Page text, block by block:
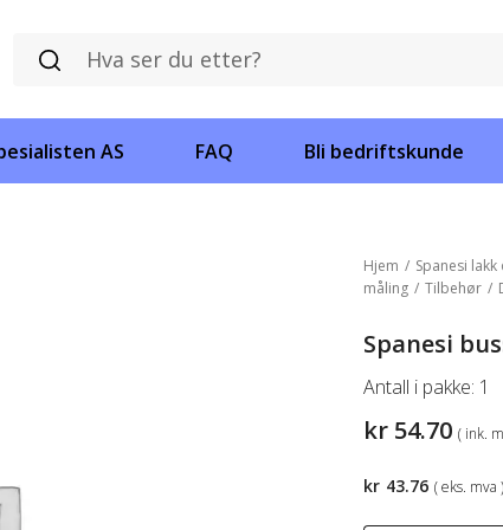
AS FAQ Bli bedriftskunde
Hjem / Spanesi
måling / Tilbehør /
Spanesi
kr 54.70 ( ink.
Antall i pakke: 1
kr 43.76 ( eks. mva )